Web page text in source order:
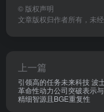
© 版权声明
文章版权归作者所有，未经
上一篇
引领高的任务未来科技 波
革命性动力公司突破表示
精细智源且BGE重复性